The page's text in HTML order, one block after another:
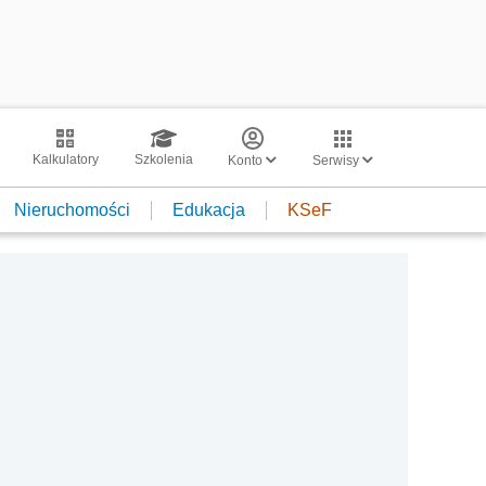
Kalkulatory Szkolenia Konto Serwisy
Nieruchomości Edukacja KSeF